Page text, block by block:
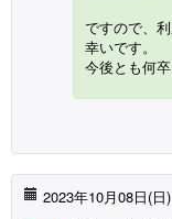
ですので、
幸いです。
今後とも何
2023年10月08日(日